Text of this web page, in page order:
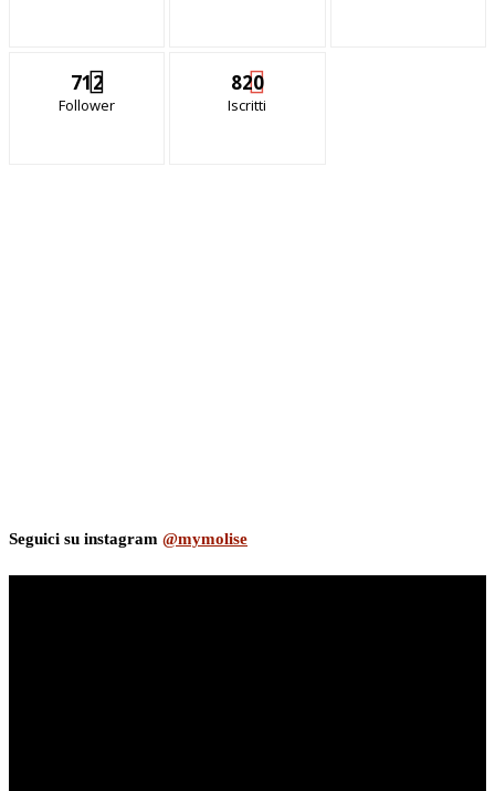
712
Follower
820
Iscritti
Seguici su instagram @mymolise